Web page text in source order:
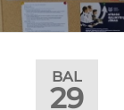
BAL
29